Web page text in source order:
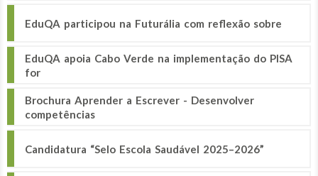
EduQA participou na Futurália com reflexão sobre
EduQA apoia Cabo Verde na implementação do PISA
for
Brochura Aprender a Escrever - Desenvolver
competências
Candidatura “Selo Escola Saudável 2025–2026”